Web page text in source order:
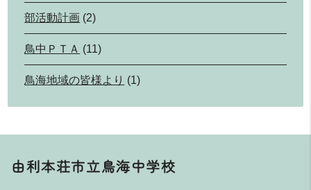
部活動計画 (2)
鳥中ＰＴＡ (11)
鳥海地域の皆様より (1)
由利本荘市立鳥海中学校